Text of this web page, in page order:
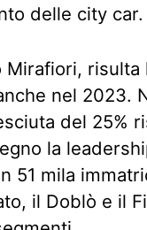
delle city car.
nel 2023.
del 25%
la
51 mila
il Doblò e il